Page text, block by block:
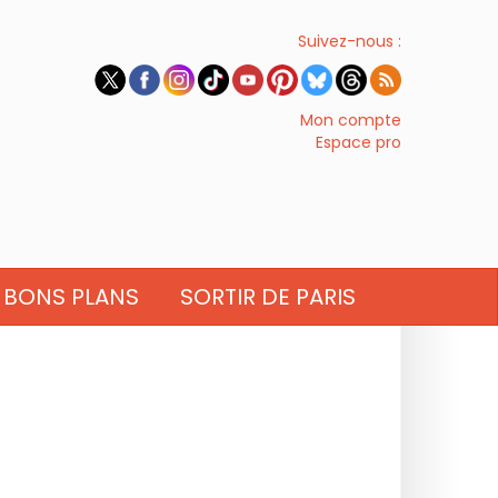
Suivez-nous :
Mon compte
Espace pro
BONS PLANS SORTIR DE PARIS